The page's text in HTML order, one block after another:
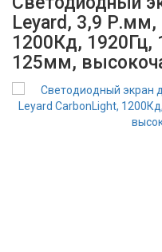
Leyard, 3,9 Р.мм,
1200Кд, 1920Гц,
125мм,